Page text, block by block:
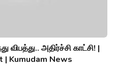
விபத்து.. அதிர்ச்சி காட்சி! |
| Kumudam News